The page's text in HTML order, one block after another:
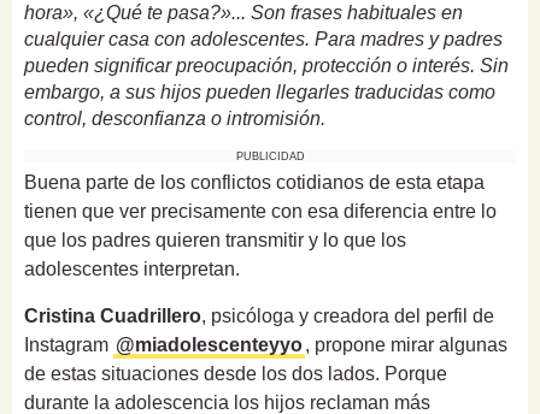
hora», «¿Qué te pasa?»... Son frases habituales en
cualquier casa con adolescentes. Para madres y padres
pueden significar preocupación, protección o interés. Sin
embargo, a sus hijos pueden llegarles traducidas como
control, desconfianza o intromisión.
PUBLICIDAD
Buena parte de los conflictos cotidianos de esta etapa
tienen que ver precisamente con esa diferencia entre lo
que los padres quieren transmitir y lo que los
adolescentes interpretan.
Cristina Cuadrillero, psicóloga y creadora del perfil de
Instagram @miadolescenteyyo, propone mirar algunas
de estas situaciones desde los dos lados. Porque
durante la adolescencia los hijos reclaman más